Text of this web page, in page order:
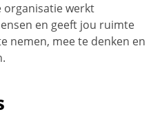
organisatie werkt
en geeft jou ruimte
nemen, mee te denken en